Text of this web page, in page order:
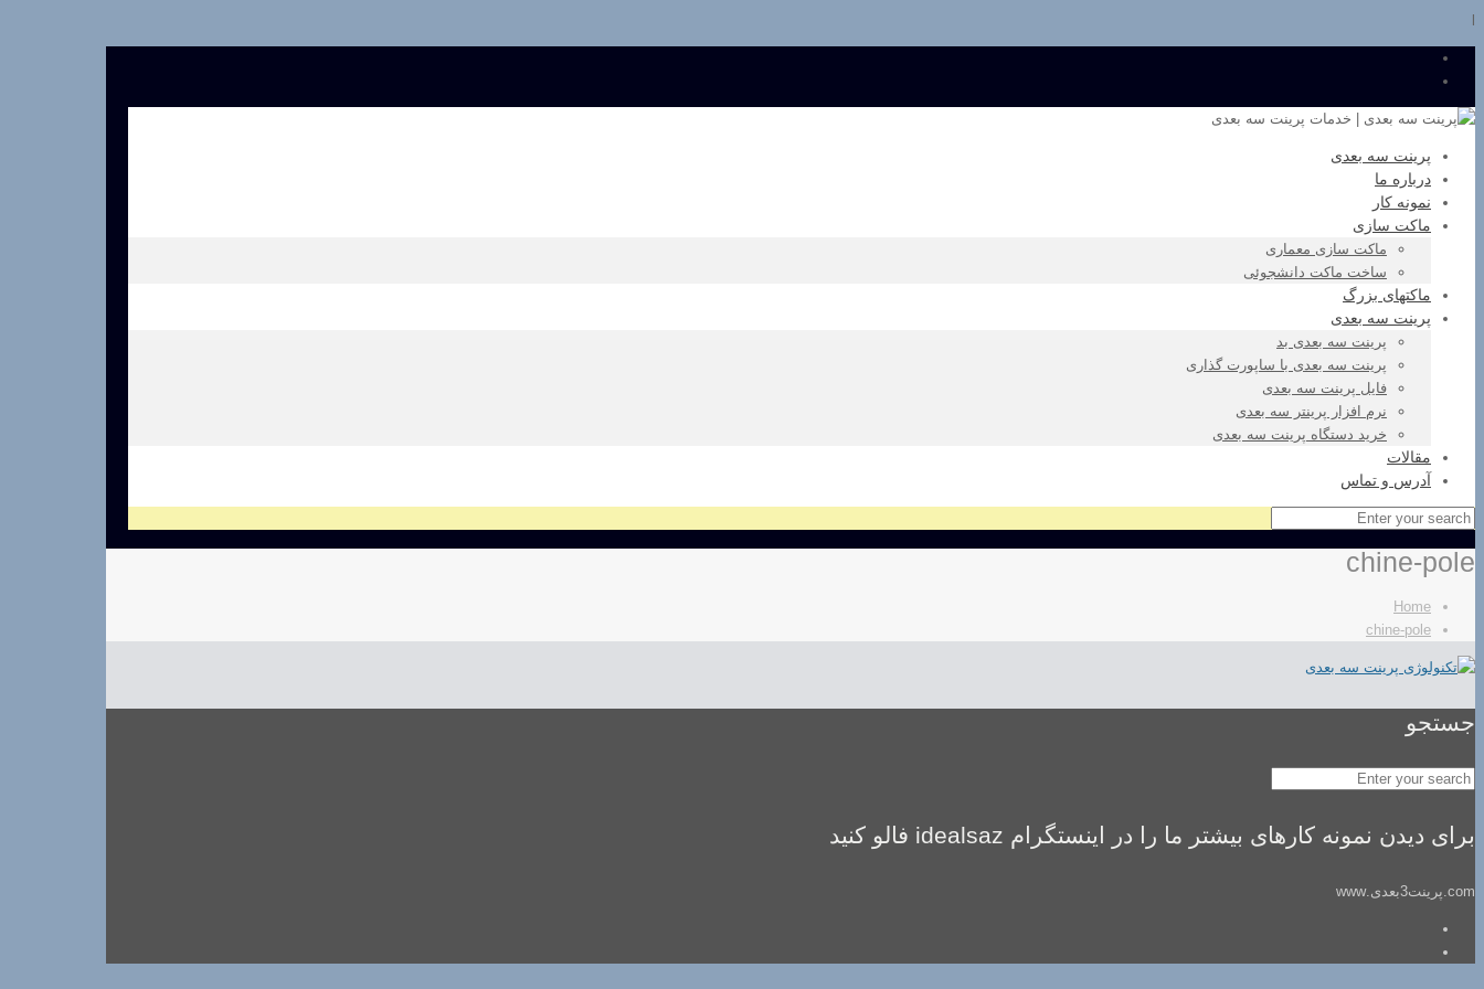
پرینت سه بعدی
درباره ما
نمونه کار
ماکت سازی
ماکت سازی معماری
ساخت ماکت دانشجوئی
ماکتهای بزرگ
پرینت سه بعدی
پرینت سه بعدی بد
پرینت سه بعدی با ساپورت گذاری
فایل پرینت سه بعدی
نرم افزار پرینتر سه بعدی
خرید دستگاه پرینت سه بعدی
مقالات
آدرس و تماس
chine-pole
Home
chine-pole
جستجو
برای دیدن نمونه کارهای بیشتر ما را در اینستگرام idealsaz فالو کنید
com.پرینت3بعدی.www